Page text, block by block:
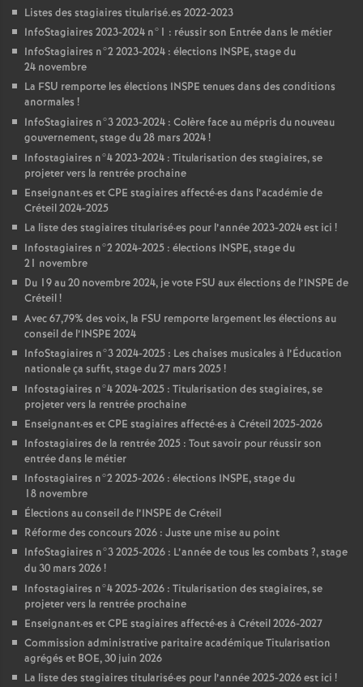
Listes des stagiaires titularisé.es 2022-2023
InfoStagiaires 2023-2024 n°1 : réussir son Entrée dans le métier
InfoStagiaires n°2 2023-2024 : élections INSPE, stage du
24 novembre
La FSU remporte les élections INSPE tenues dans des conditions
anormales !
InfoStagiaires n°3 2023-2024 : Colère face au mépris du nouveau
gouvernement, stage du 28 mars 2024!
Infostagiaires n°4 2023-2024 : Titularisation des stagiaires, se
projeter vers la rentrée prochaine
Enseignant·es etCPE stagiaires affecté·es dans l’académie de
Créteil 2024-2025
La liste des stagiaires titularisé·es pour l’année 2023-2024 est ici !
Infostagiaires n°2 2024-2025 : élections INSPE, stage du
21 novembre
Du 19 au 20 novembre 2024, je vote FSU aux élections de l’INSPE de
Créteil!
Avec 67,79% des voix, la FSU remporte largement les élections au
conseil de l’INSPE 2024
InfoStagiaires n°3 2024-2025 : Les chaises musicales à l’Éducation
nationale ça suffit, stage du 27 mars 2025!
Infostagiaires n°4 2024-2025 : Titularisation des stagiaires, se
projeter vers la rentrée prochaine
Enseignant·es etCPE stagiaires affecté·es à Créteil 2025-2026
Infostagiaires de la rentrée 2025 : Tout savoir pour réussir son
entrée dans le métier
Infostagiaires n°2 2025-2026 : élections INSPE, stage du
18 novembre
Élections au conseil de l’INSPE de Créteil
Réforme des concours 2026 : Juste une mise au point
InfoStagiaires n°3 2025-2026 : L’année de tous les combats ?, stage
du 30 mars 2026!
Infostagiaires n°4 2025-2026 : Titularisation des stagiaires, se
projeter vers la rentrée prochaine
Enseignant·es etCPE stagiaires affecté·es à Créteil 2026-2027
Commission administrative paritaire académique Titularisation
agrégés et BOE, 30 juin 2026
La liste des stagiaires titularisé·es pour l’année 2025-2026 est ici !